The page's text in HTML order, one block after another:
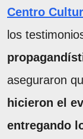
Centro
los
aseguraron
hicieron el
entregando